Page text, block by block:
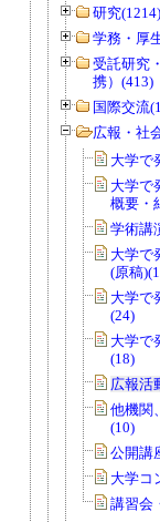
研究(1214)
学務・厚
受託研究
携）(413)
国際交流
広報・社
大学で
大学で
概要・
学術講
大学で
(原稿
大学で
(24)
大学で
(18)
広報活
他機関
(10)
公開講
大学コ
講習会